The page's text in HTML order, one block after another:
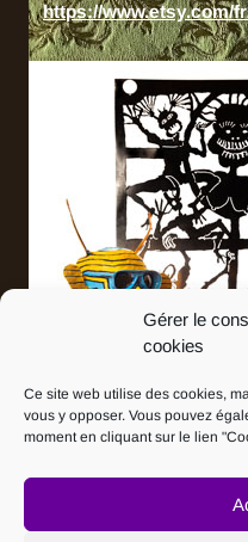
Gérer le
cookies
Ce site web utilise des cookies,
vous y opposer. Vous pouvez
moment en cliquant sur le lien
https://www.etsy.com/
Art'iss
Conditions